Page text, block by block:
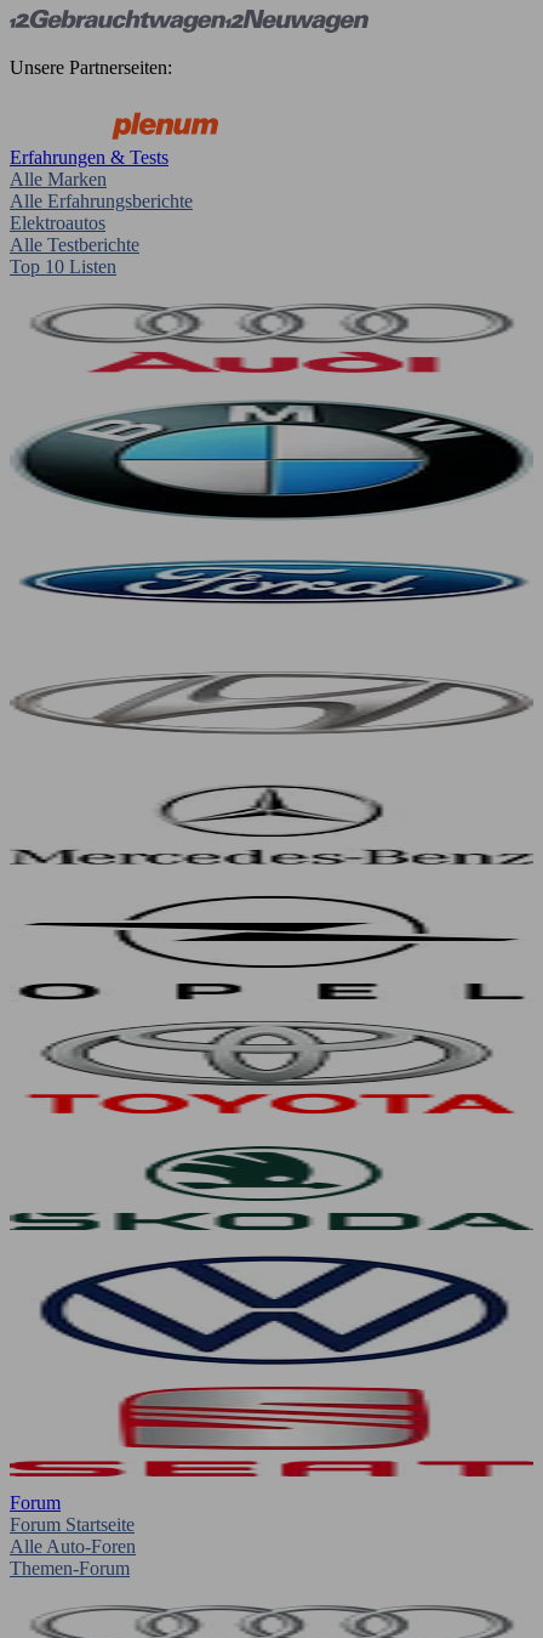
Unsere Partnerseiten:
Erfahrungen & Tests
Alle Marken
Alle Erfahrungsberichte
Elektroautos
Alle Testberichte
Top 10 Listen
Forum
Forum Startseite
Alle Auto-Foren
Themen-Forum